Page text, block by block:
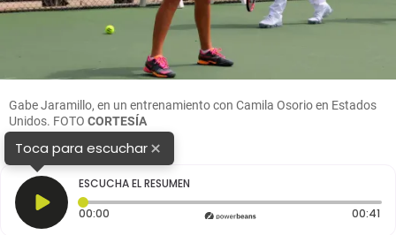
Gabe Jaramillo, en un entrenamiento con Camila Osorio en Estados
Unidos. FOTO CORTESÍA
Toca para escuchar×
ESCUCHA EL RESUMEN
00:00 Tiempo transcurrido: 0 segundos 00:41